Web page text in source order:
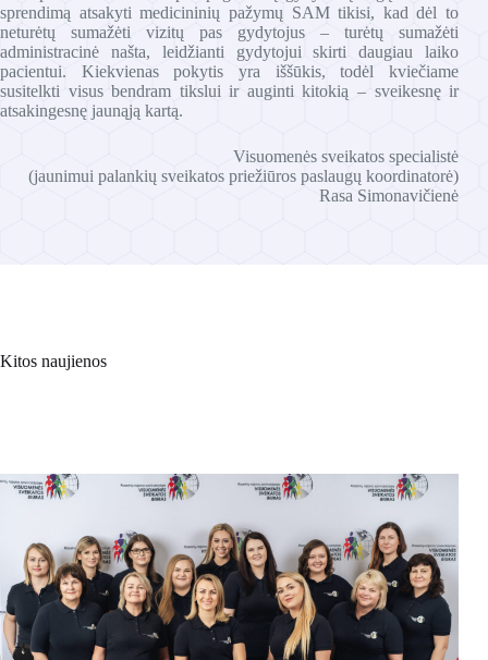
sprendimą atsakyti medicininių pažymų SAM tikisi, kad dėl to
neturėtų sumažėti vizitų pas gydytojus – turėtų sumažėti
administracinė našta, leidžianti gydytojui skirti daugiau laiko
pacientui. Kiekvienas pokytis yra iššūkis, todėl kviečiame
susitelkti visus bendram tikslui ir auginti kitokią – sveikesnę ir
atsakingesnę jaunąją kartą.
Visuomenės sveikatos specialistė
(jaunimui palankių sveikatos priežiūros paslaugų koordinatorė)
Rasa Simonavičienė
Kitos naujienos